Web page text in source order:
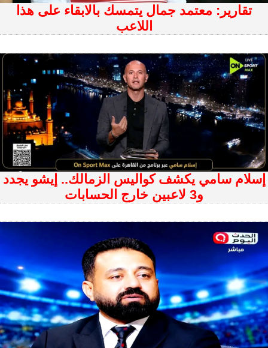
تقارير: معتمد جمال يتمسك بالابقاء على هذا
اللاعب
إسلام سامي يكشف كواليس الزمالك.. إيشو يجدد
و3 لاعبين خارج الحسابات